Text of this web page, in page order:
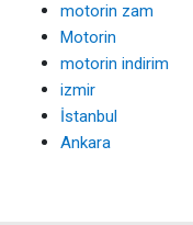
motorin zam
Motorin
motorin indirim
izmir
İstanbul
Ankara